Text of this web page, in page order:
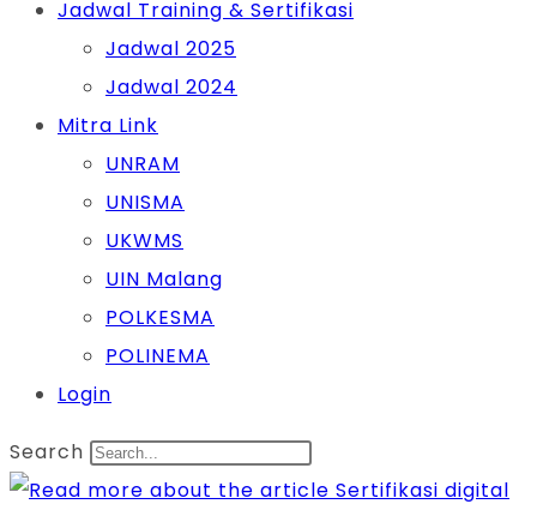
Jadwal Training & Sertifikasi
Jadwal 2025
Jadwal 2024
Mitra Link
UNRAM
UNISMA
UKWMS
UIN Malang
POLKESMA
POLINEMA
Login
Search